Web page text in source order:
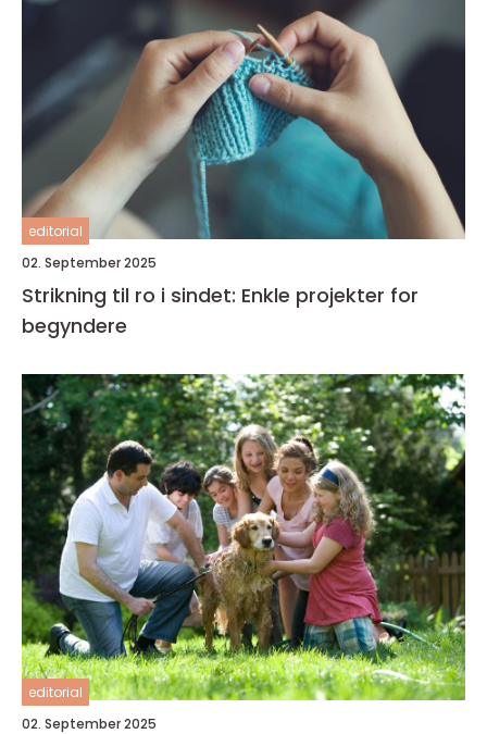
editorial
02. September 2025
Strikning til ro i sindet: Enkle projekter for
begyndere
editorial
02. September 2025